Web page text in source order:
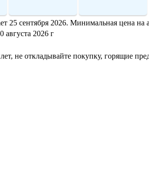
25 сентября 2026. Минимальная цена на
августа 2026 г
не откладывайте покупку, горящие